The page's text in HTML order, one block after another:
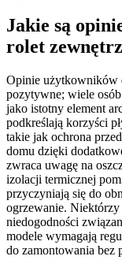
Jakie są
rolet
Opinie użytkowników
pozytywne; wiele
jako istotny element
podkreślają korzyści
takie jak ochrona
domu dzięki
zwraca uwagę na
izolacji termicznej
przyczyniają się do
ogrzewanie.
niedogodności
modele wymagają
do zamontowania bez